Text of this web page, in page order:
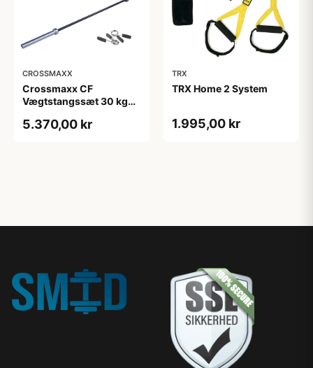
CROSSMAXX
Crossmaxx CF
Vægtstangssæt 30 kg
mm greb, 50 mm ærme
5.370,00 kr
TRX
TRX Home 2 System
1.995,00 kr